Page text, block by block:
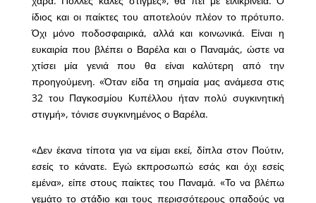
ίδιος και οι παίκτες του αποτελούν πλέον το πρότυπο.
Όχι μόνο ποδοσφαιρικά, αλλά και κοινωνικά. Είναι η
ευκαιρία που βλέπει ο Βαρέλα και ο Παναμάς, ώστε να
χτίσει μία γενιά που θα είναι καλύτερη από την
προηγούμενη. «Όταν είδα τη σημαία μας ανάμεσα στις
32 του Παγκοσμίου Κυπέλλου ήταν πολύ συγκινητική
στιγμή», τόνισε συγκινημένος ο Βαρέλα.
«Δεν έκανα τίποτα για να είμαι εκεί, δίπλα στον Πούτιν,
εσείς το κάνατε. Εγώ εκπροσωπώ εσάς και όχι εσείς
εμένα», είπε στους παίκτες του Παναμά. «Το να βλέπω
γεμάτο το στάδιο και τους περισσότερους οπαδούς να